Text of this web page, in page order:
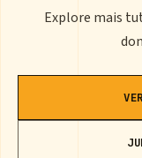
Explore mais